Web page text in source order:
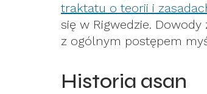
traktatu o teorii i
się w Rigwedzie.
z ogólnym postępem
Historia asan